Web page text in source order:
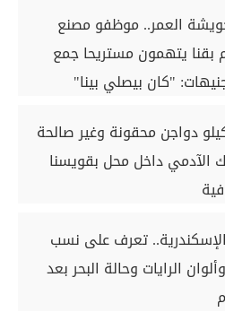
العمر.. موظفو مصنع
بقنا يتهمون مستريحا جمع
"كان بيصلي بينا"
60 كيلو دواجن محقونة وغير صالحة
الآدمي داخل محل بقويسنا
تعرف على نسب
الرايات وحالة البحر بعد